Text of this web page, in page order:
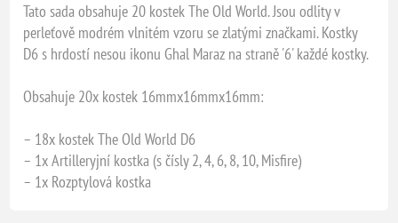
Tato sada obsahuje 20 kostek The Old World. Jsou odlity v
perleťově modrém vlnitém vzoru se zlatými značkami. Kostky
D6 s hrdostí nesou ikonu Ghal Maraz na straně '6' každé kostky.
Obsahuje 20x kostek 16mmx16mmx16mm:
– 18x kostek The Old World D6
– 1x Artilleryjní kostka (s čísly 2, 4, 6, 8, 10, Misfire)
– 1x Rozptylová kostka